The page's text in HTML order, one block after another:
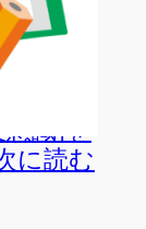
識」を
に読む